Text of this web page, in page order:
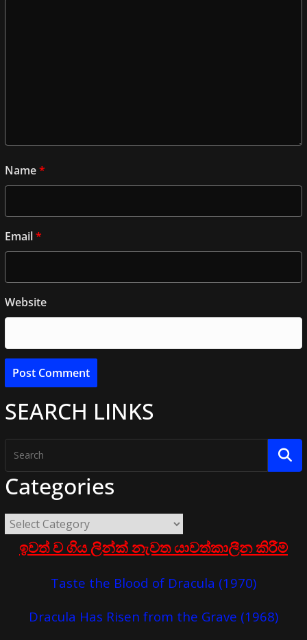
Name*
Email*
Website
SEARCH LINKS
Categories
ඉවත් ව ගිය ලින්ක් නැවත යාවත්කාලීන කිරීම්
Taste the Blood of Dracula (1970)
Dracula Has Risen from the Grave (1968)